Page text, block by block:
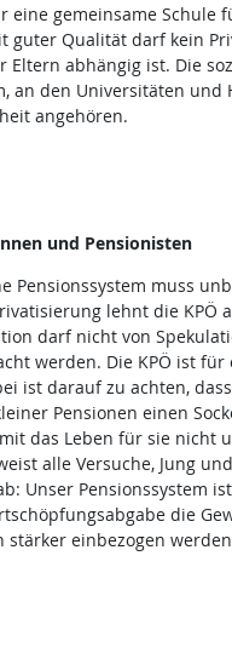
eine gemeinsame Schule
guter Qualität darf kein
Eltern abhängig ist. Die
an den Universitäten und
angehören.
und Pensionisten
Pensionssystem muss
lehnt die KPÖ
darf nicht von
werden. Die KPÖ ist
ist darauf zu achten,
Pensionen einen
das Leben für sie nicht
alle Versuche, Jung
Unser Pensionssystem
die
stärker einbezogen